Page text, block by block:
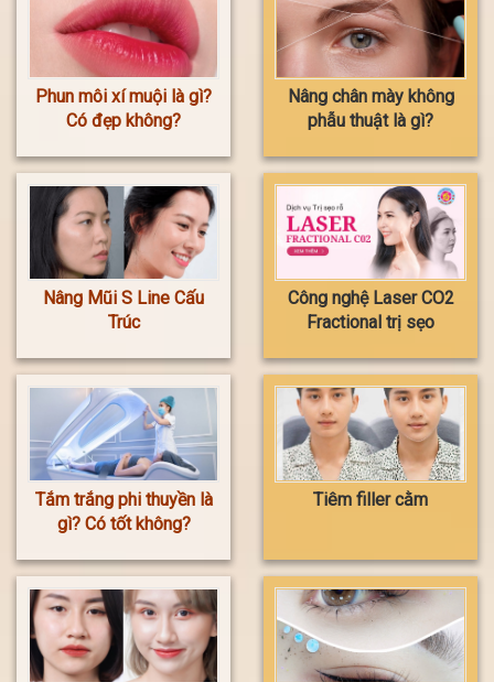
Phun môi xí muội là gì?
Có đẹp không?
Nâng chân mày không
phẫu thuật là gì?
Nâng Mũi S Line Cấu
Trúc
Công nghệ Laser CO2
Fractional trị sẹo
Tắm trắng phi thuyền là
gì? Có tốt không?
Tiêm filler cằm